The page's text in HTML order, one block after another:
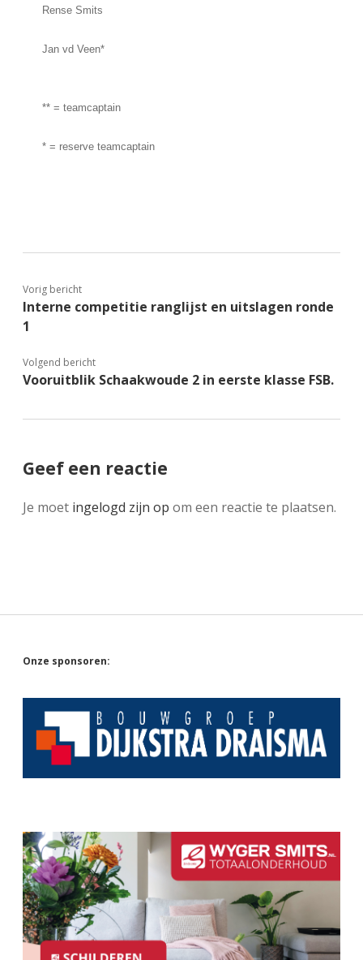
Rense Smits
Jan vd Veen*
** = teamcaptain
* = reserve teamcaptain
Vorig bericht
Interne competitie ranglijst en uitslagen ronde
1
Volgend bericht
Vooruitblik Schaakwoude 2 in eerste klasse FSB.
Geef een reactie
Je moet ingelogd zijn op om een reactie te plaatsen.
Sidebar
Onze sponsoren: